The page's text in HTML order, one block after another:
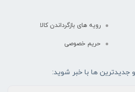
رویه های بازگرداندن کالا
حریم خصوصی
جدیدترین ها با خبر شوید: